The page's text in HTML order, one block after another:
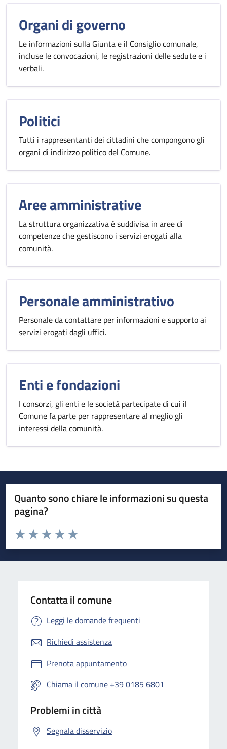
Organi di governo
Le informazioni sulla Giunta e il Consiglio comunale,
incluse le convocazioni, le registrazioni delle sedute e i
verbali.
Politici
Tutti i rappresentanti dei cittadini che compongono gli
organi di indirizzo politico del Comune.
Aree amministrative
La struttura organizzativa è suddivisa in aree di
competenze che gestiscono i servizi erogati alla
comunità.
Personale amministrativo
Personale da contattare per informazioni e supporto ai
servizi erogati dagli uffici.
Enti e fondazioni
I consorzi, gli enti e le società partecipate di cui il
Comune fa parte per rappresentare al meglio gli
interessi della comunità.
Quanto sono chiare le informazioni su questa
pagina?
Valuta da 1 a 5 stelle la pagina
Valuta 5 stelle su 5
Valuta 4 stelle su 5
Valuta 3 stelle su 5
Valuta 2 stelle su 5
Valuta 1 stelle su 5
Contatta il comune
Leggi le domande frequenti
Richiedi assistenza
Prenota appuntamento
Chiama il comune +39 0185 6801
Problemi in città
Segnala disservizio